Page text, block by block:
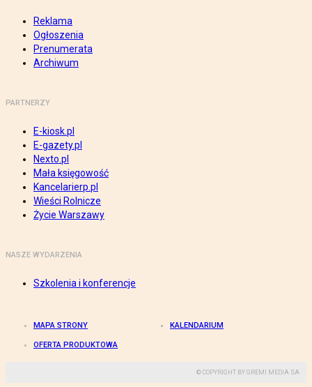
Reklama
Ogłoszenia
Prenumerata
Archiwum
PARTNERZY
E-kiosk.pl
E-gazety.pl
Nexto.pl
Mała księgowość
Kancelarierp.pl
Wieści Rolnicze
Życie Warszawy
NASZE WYDARZENIA
Szkolenia i konferencje
MAPA STRONY KALENDARIUM
OFERTA PRODUKTOWA
© COPYRIGHT BY GREMI MEDIA SA